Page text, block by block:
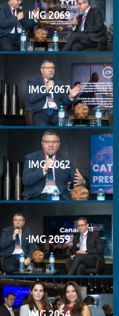
IMG 2069
IMG 2067
IMG 2062
IMG 2059